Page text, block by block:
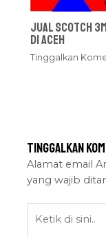
Jual Scotch
Di Aceh
Tinggalkan
Tinggalkan
Alamat email
yang wajib